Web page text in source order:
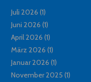
Juli 2026 (1)
Juni 2026 (1)
April 2026 (1)
März 2026 (1)
Januar 2026 (1)
November 2025 (1)